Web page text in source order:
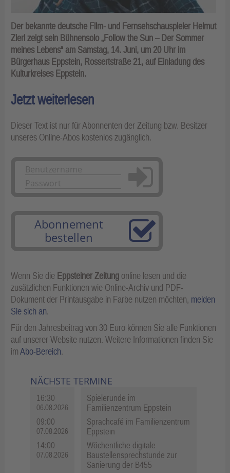
Der bekannte deutsche Film- und Fernsehschauspieler Helmut
Zierl zeigt sein Bühnensolo „Follow the Sun – Der Sommer
meines Lebens“ am Samstag, 14. Juni, um 20 Uhr im
Bürgerhaus Eppstein, Rossertstraße 21, auf Einladung des
Kulturkreises Eppstein.
Jetzt weiterlesen
Dieser Text ist nur für Abonnenten der Zeitung bzw. Besitzer
unseres Online-Abos kostenlos zugänglich.
Anmelden
Abonnement
bestellen
Wenn Sie die Eppsteiner Zeitung online lesen und die
zusätzlichen Funktionen wie Online-Archiv und PDF-
Dokument der Printausgabe in Farbe nutzen möchten, melden
Sie sich an.
Für den Jahresbeitrag von 30 Euro können Sie alle Funktionen
auf unserer Website nutzen. Weitere Informationen finden Sie
imAbo-Bereich.
NÄCHSTE TERMINE
16:30
06.08.2026
Spielerunde im
Familienzentrum Eppstein
09:00
07.08.2026
Sprachcafé im Familienzentrum
Eppstein
14:00
07.08.2026
Wöchentliche digitale
Baustellensprechstunde zur
Sanierung der B455